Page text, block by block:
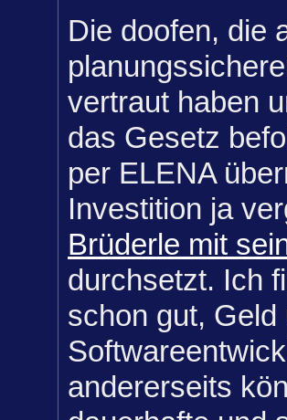
Die doofen, die
vertraut haben
das Gesetz
per ELENA
Investition ja
Brüderle mit
durchsetzt. Ich
schon gut,
andererseits